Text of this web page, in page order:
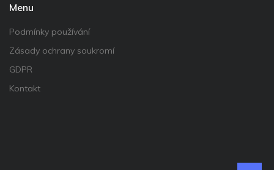
Menu
Podmínky používání
Zásady ochrany soukromí
GDPR
Kontakt